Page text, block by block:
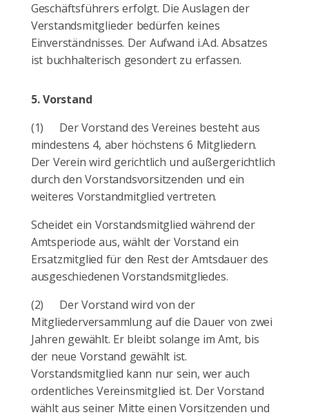
Geschäftsführers erfolgt. Die Auslagen der
Verstandsmitglieder bedürfen keines
Einverständnisses. Der Aufwand i.A.d. Absatzes
ist buchhalterisch gesondert zu erfassen.
5.Vorstand
(1) Der Vorstand des Vereines besteht aus
mindestens 4, aber höchstens 6 Mitgliedern.
Der Verein wird gerichtlich und außergerichtlich
durch den Vorstandsvorsitzenden und ein
weiteres Vorstandmitglied vertreten.
Scheidet ein Vorstandsmitglied während der
Amtsperiode aus, wählt der Vorstand ein
Ersatzmitglied für den Rest der Amtsdauer des
ausgeschiedenen Vorstandsmitgliedes.
(2) Der Vorstand wird von der
Mitgliederversammlung auf die Dauer von zwei
Jahren gewählt. Er bleibt solange im Amt, bis
der neue Vorstand gewählt ist.
Vorstandsmitglied kann nur sein, wer auch
ordentliches Vereinsmitglied ist. Der Vorstand
wählt aus seiner Mitte einen Vorsitzenden und